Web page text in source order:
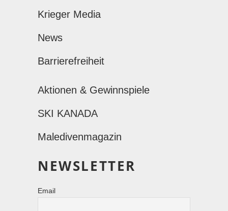
Krieger Media
News
Barrierefreiheit
Aktionen & Gewinnspiele
SKI KANADA
Maledivenmagazin
NEWSLETTER
Email